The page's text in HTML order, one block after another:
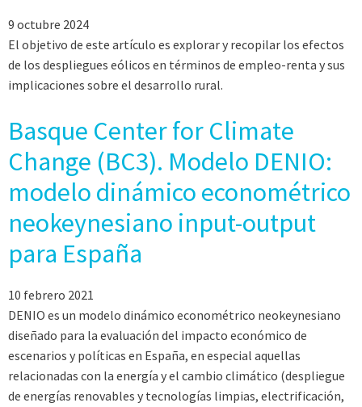
9 octubre 2024
El objetivo de este artículo es explorar y recopilar los efectos
de los despliegues eólicos en términos de empleo-renta y sus
implicaciones sobre el desarrollo rural.
Basque Center for Climate
Change (BC3). Modelo DENIO:
modelo dinámico econométrico
neokeynesiano input-output
para España
10 febrero 2021
DENIO es un modelo dinámico econométrico neokeynesiano
diseñado para la evaluación del impacto económico de
escenarios y políticas en España, en especial aquellas
relacionadas con la energía y el cambio climático (despliegue
de energías renovables y tecnologías limpias, electrificación,